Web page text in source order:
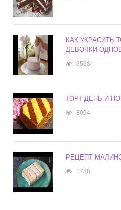
КАК УКРАСИТЬ
ДЕВОЧКИ
3598
ТОРТ ДЕНЬ И
8094
РЕЦЕПТ
1788